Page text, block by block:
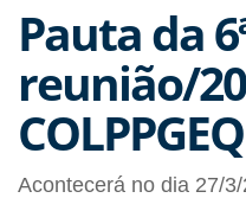
Pauta da
reunião/
COLPPGEQ
Acontecerá no dia 27/